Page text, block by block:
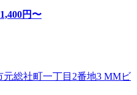
1,400円〜
総社町一丁目2番地3 MMビ